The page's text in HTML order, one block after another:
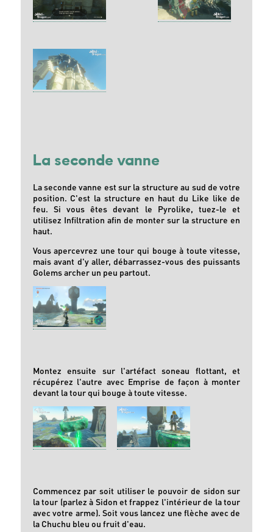
La seconde vanne
La seconde vanne est sur la structure au sud de votre
position. C'est la structure en haut du Like like de
feu. Si vous êtes devant le Pyrolike, tuez-le et
utilisez Infiltration afin de monter sur la structure en
haut.
Vous apercevrez une tour qui bouge à toute vitesse,
mais avant d'y aller, débarrassez-vous des puissants
Golems archer un peu partout.
Montez ensuite sur l'artéfact soneau flottant, et
récupérez l'autre avec Emprise de façon à monter
devant la tour qui bouge à toute vitesse.
Commencez par soit utiliser le pouvoir de sidon sur
la tour (parlez à Sidon et frappez l'intérieur de la tour
avec votre arme). Soit vous lancez une flèche avec de
la Chuchu bleu ou fruit d'eau.